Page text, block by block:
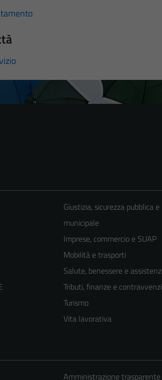
Giustizia, sicurezza pubblica
municipale
Imprese, commercio e SUAP
Mobilità e trasporti
Salute, benessere e
Tributi, finanze e
Turismo
Vita lavorativa
Amministrazione trasparente